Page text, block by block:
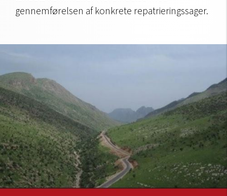
gennemførelsen af konkrete repatrieringssager.